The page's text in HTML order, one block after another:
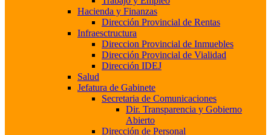
Hacienda y Finanzas
Dirección Provincial de Rentas
Infraesctructura
Direccion Provincial de Inmuebles
Dirección Provincial de Vialidad
Dirección IDEJ
Salud
Jefatura de Gabinete
Secretaria de Comunicaciones
Dir. Transparencia y Gobierno
Abierto
Dirección de Personal